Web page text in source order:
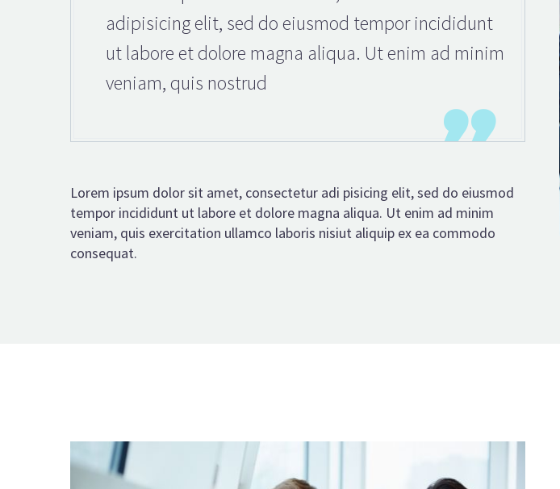
adipisicing elit, sed do eiusmod tempor incididunt
ut labore et dolore magna aliqua. Ut enim ad minim
veniam, quis nostrud

Lorem ipsum dolor sit amet, consectetur adi pisicing elit, sed do eiusmod
tempor incididunt ut labore et dolore magna aliqua. Ut enim ad minim
veniam, quis exercitation ullamco laboris nisiut aliquip ex ea commodo
consequat.